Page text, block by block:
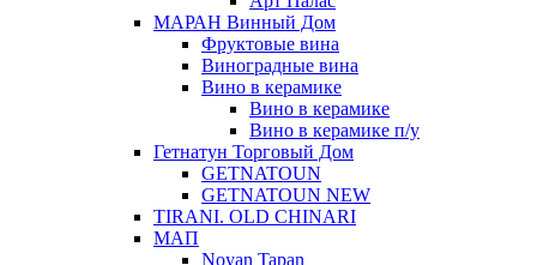
МАРАН Винный Дом
Фруктовые вина
Виноградные вина
Вино в керамике
Вино в керамике
Вино в керамике п/у
Гетнатун Торговый Дом
GETNATOUN
GETNATOUN NEW
TIRANI. OLD CHINARI
МАП
Noyan Tapan